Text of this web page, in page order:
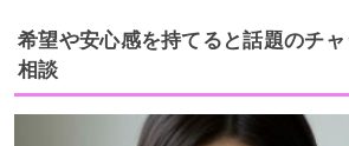
希望や安心感を持てると話題のチ
相談